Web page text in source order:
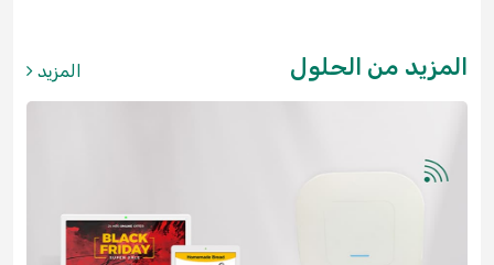
المزيد من الحلول المزيد